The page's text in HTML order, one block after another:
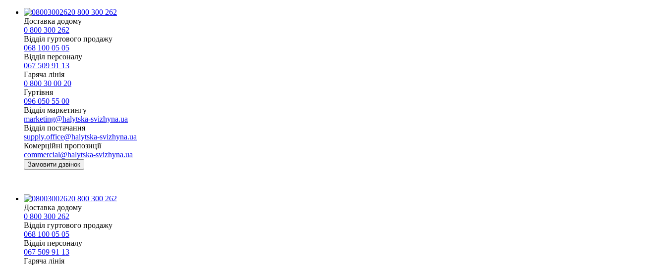
0 800 300 262
Доставка додому
0 800 300 262
Відділ гуртового продажу
068 100 05 05​
Відділ персоналу
067 509 91 13
Гаряча лінія
0 800 30 00 20
Гуртівня
096 050 55 00
Відділ маркетингу
marketing@halytska-svizhyna.ua
Відділ постачання
supply.office@halytska-svizhyna.ua
Комерційні пропозиції
commercial@halytska-svizhyna.ua
Замовити дзвінок
0 800 300 262
Доставка додому
0 800 300 262
Відділ гуртового продажу
068 100 05 05​
Відділ персоналу
067 509 91 13
Гаряча лінія